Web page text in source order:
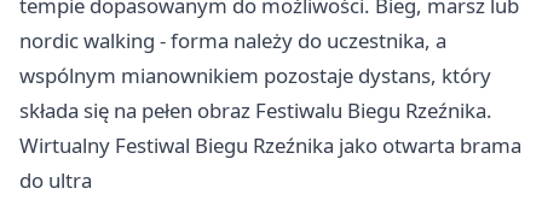
tempie dopasowanym do możliwości. Bieg, marsz lub
nordic walking - forma należy do uczestnika, a
wspólnym mianownikiem pozostaje dystans, który
składa się na pełen obraz Festiwalu Biegu Rzeźnika.
Wirtualny Festiwal Biegu Rzeźnika jako otwarta brama
do ultra